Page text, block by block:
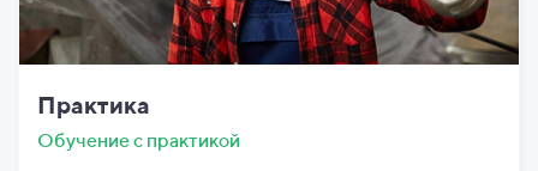
Практика
Обучение с практикой